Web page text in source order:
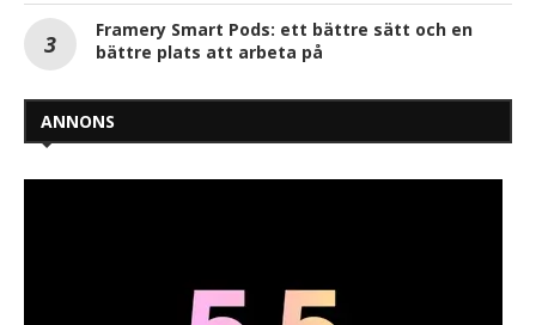
Framery Smart Pods: ett bättre sätt och en
bättre plats att arbeta på
ANNONS